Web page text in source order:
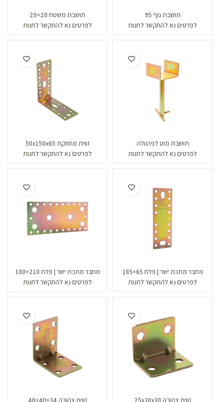
תושבת גוף 95
לפרטים נא להתקשר לחנות
תושבת משטח 20×20
לפרטים נא להתקשר לחנות
תושבת מוט לפרגולה
לפרטים נא להתקשר לחנות
זווית מחוזקת 50x150x65
לפרטים נא להתקשר לחנות
מחבר מתכת ישר | פלח 65×185
לפרטים נא להתקשר לחנות
מחבר מתכת ישר | פלח 210×100
לפרטים נא להתקשר לחנות
זווית צהובה 25x30x30 זווית צהובה 34×40×40